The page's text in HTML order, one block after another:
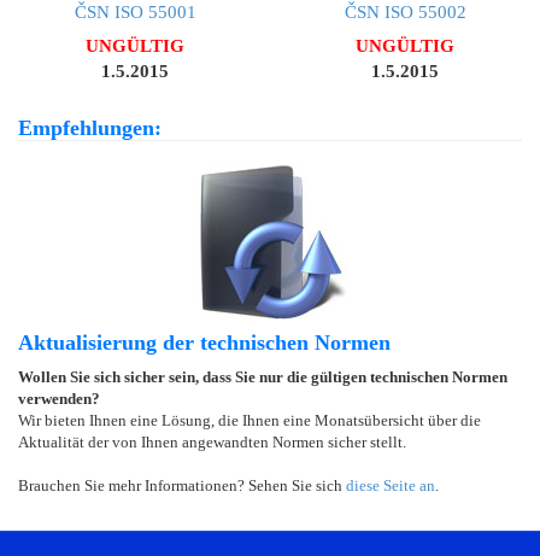
ČSN ISO 55001
UNGÜLTIG
1.5.2015
ČSN ISO 55002
UNGÜLTIG
1.5.2015
Empfehlungen:
Aktualisierung der technischen Normen
Wollen Sie sich sicher sein, dass Sie nur die gültigen technischen Normen
verwenden?
Wir bieten Ihnen eine Lösung, die Ihnen eine Monatsübersicht über die
Aktualität der von Ihnen angewandten Normen sicher stellt.
Brauchen Sie mehr Informationen? Sehen Sie sich diese Seite an